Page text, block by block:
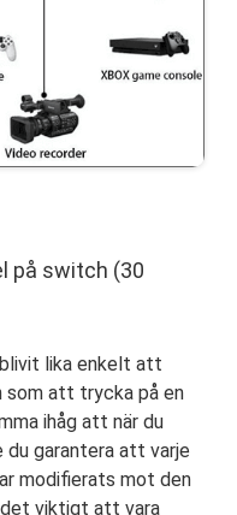
på switch (30
lika enkelt att
som att trycka på en
ihåg att när du
du garantera att varje
modifierats mot den
det viktigt att vara